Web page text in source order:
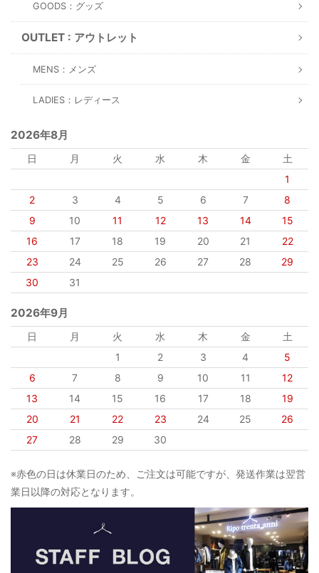
GOODS：グッズ
OUTLET : アウトレット
MENS：メンズ
LADIES：レディース
2026年8月
日 月 火 水 木 金
土
1
2
3 4 5 6 7
8
9
10 11 12 13 14
15
16
17 18 19 20 21
22
23
24 25 26 27 28
29
30
31
2026年9月
日 月 火 水 木 金
土
1
2 3 4
5
6
7 8 9 10 11
12
13
14 15 16 17 18
19
20
21 22 23 24 25
26
27
28 29 30
※赤色の日は休業日のため、ご注文は可能ですが、発送作業は翌営
業日以降の対応となります。